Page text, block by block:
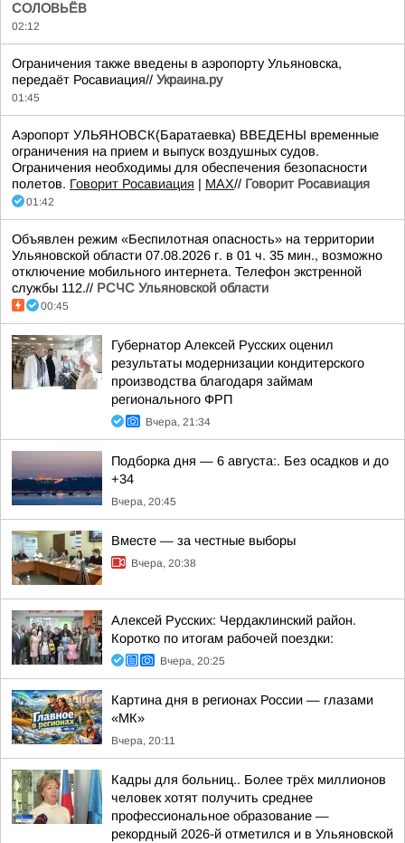
СОЛОВЬЁВ
02:12
Ограничения также введены в аэропорту Ульяновска,
передаёт Росавиация// Украина.ру
01:45
Аэропорт УЛЬЯНОВСК(Баратаевка) ВВЕДЕНЫ временные
ограничения на прием и выпуск воздушных судов.
Ограничения необходимы для обеспечения безопасности
полетов. Говорит Росавиация | MАХ// Говорит Росавиация
01:42
Объявлен режим «Беспилотная опасность» на территории
Ульяновской области 07.08.2026 г. в 01 ч. 35 мин., возможно
отключение мобильного интернета. Телефон экстренной
службы 112.// РСЧС Ульяновской области
00:45
Губернатор Алексей Русских оценил
результаты модернизации кондитерского
производства благодаря займам
регионального ФРП
Вчера, 21:34
Подборка дня — 6 августа:. Без осадков и до
+34
Вчера, 20:45
Вместе — за честные выборы
Вчера, 20:38
Алексей Русских: Чердаклинский район.
Коротко по итогам рабочей поездки:
Вчера, 20:25
Картина дня в регионах России — глазами
«МК»
Вчера, 20:11
Кадры для больниц.. Более трёх миллионов
человек хотят получить среднее
профессиональное образование —
рекордный 2026-й отметился и в Ульяновской